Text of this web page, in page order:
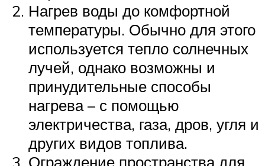
Нагрев воды до комфортной
температуры. Обычно для этого
используется тепло солнечных
лучей, однако возможны и
принудительные способы
нагрева – с помощью
электричества, газа, дров, угля и
других видов топлива.
Ограждение пространства для